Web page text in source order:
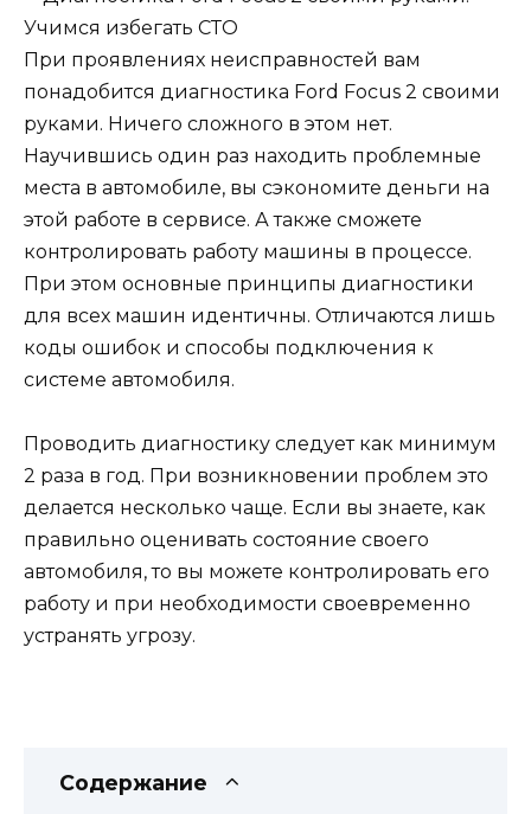
При проявлениях неисправностей вам
понадобится диагностика Ford Focus 2 своими
руками. Ничего сложного в этом нет.
Научившись один раз находить проблемные
места в автомобиле, вы сэкономите деньги на
этой работе в сервисе. А также сможете
контролировать работу машины в процессе.
При этом основные принципы диагностики
для всех машин идентичны. Отличаются лишь
коды ошибок и способы подключения к
системе автомобиля.
Проводить диагностику следует как минимум
2 раза в год. При возникновении проблем это
делается несколько чаще. Если вы знаете, как
правильно оценивать состояние своего
автомобиля, то вы можете контролировать его
работу и при необходимости своевременно
устранять угрозу.
Содержание